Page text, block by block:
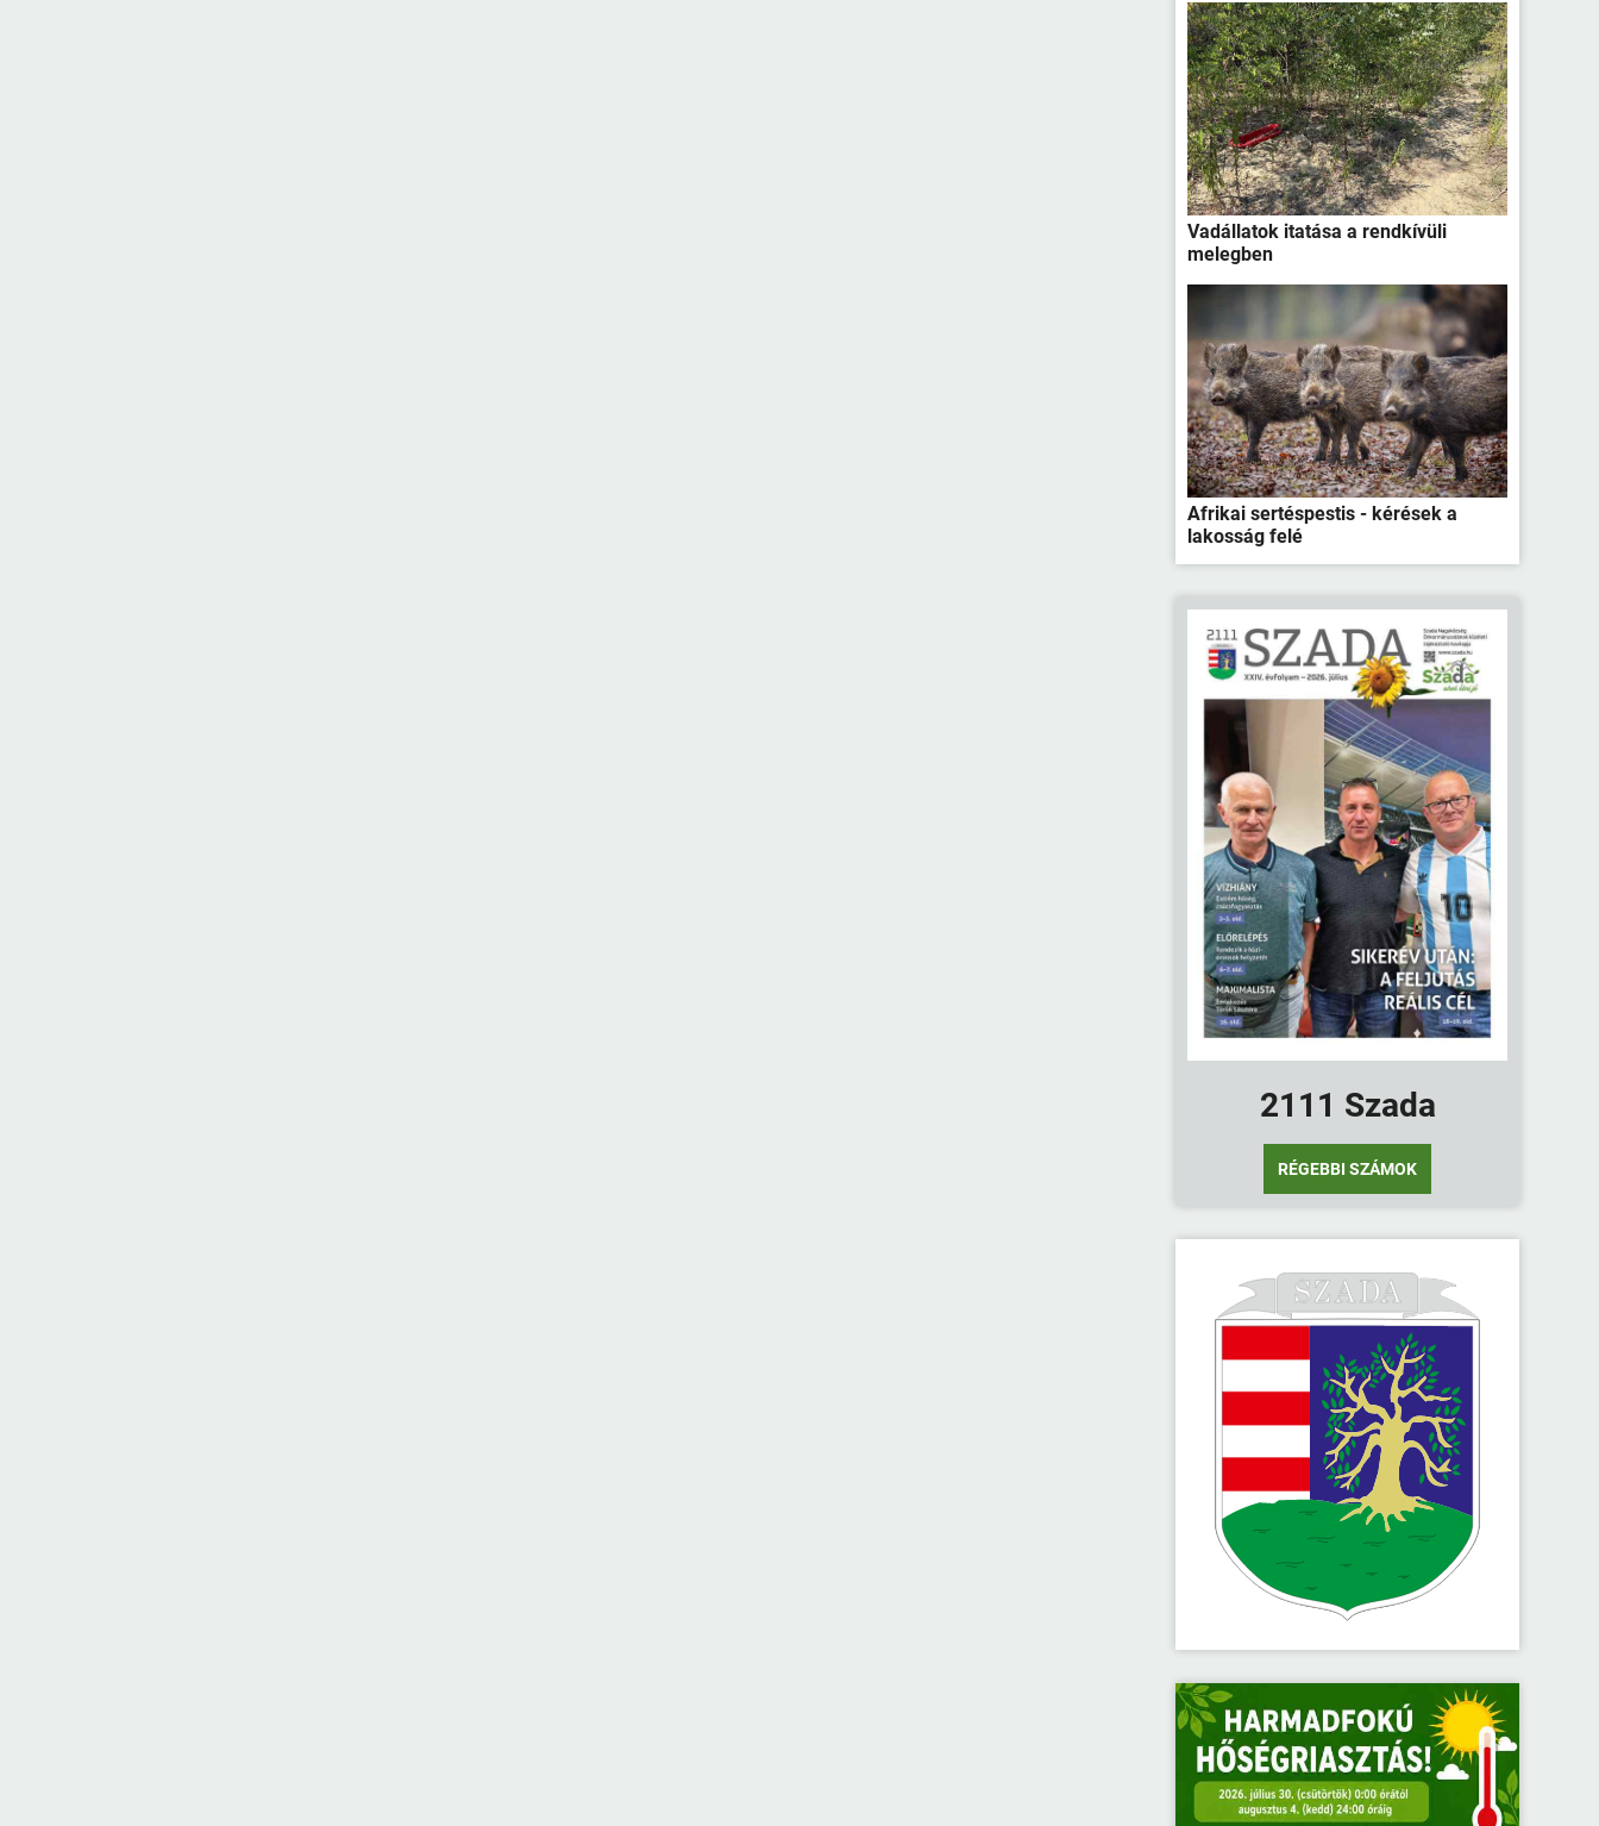
Vadállatok itatása a rendkívüli
melegben
Afrikai sertéspestis - kérések a
lakosság felé
2111 Szada
RÉGEBBI SZÁMOK